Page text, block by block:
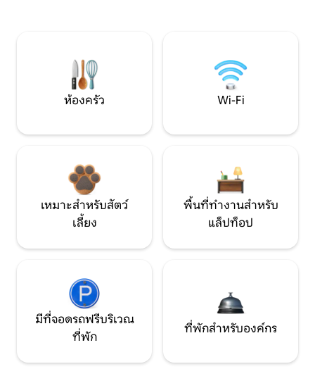
ห้องครัว Wi-Fi
เหมาะสำหรับสัตว์
เลี้ยง
พื้นที่ทำงานสำหรับ
แล็ปท็อป
มีที่จอดรถฟรีบริเวณ
ที่พัก
ที่พักสำหรับองค์กร